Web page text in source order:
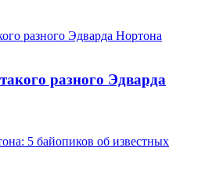
разного Эдварда